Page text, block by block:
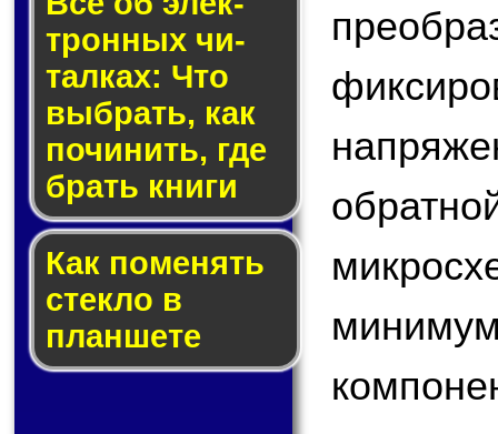
трон­ных чи­
тал­ках: Что
выб­рать, как
по­чи­нить, где
брать кни­ги
Как по­ме­нять
стек­ло в
планшете